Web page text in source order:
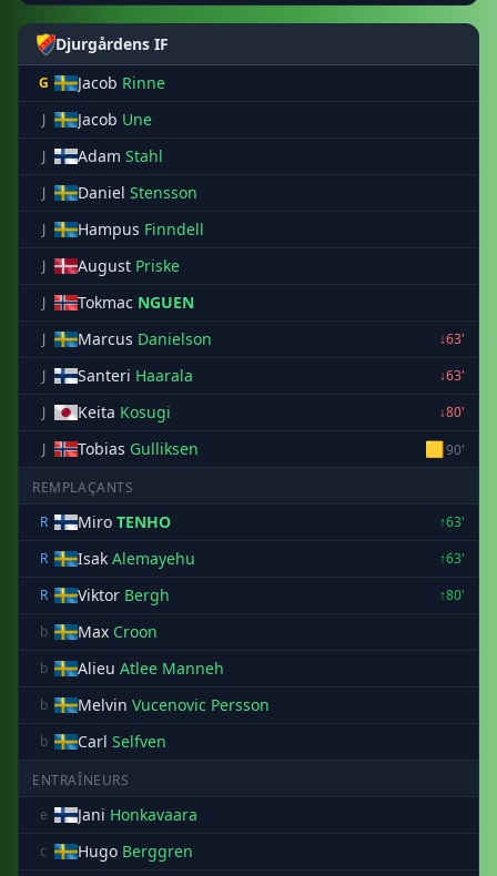
Djurgårdens IF
G Jacob Rinne
J Jacob Une
J Adam Stahl
J Daniel Stensson
J Hampus Finndell
J August Priske
J Tokmac NGUEN
J Marcus Danielson
↓63'
J
Santeri Haarala
↓63'
J
Keita Kosugi
↓80'
J
Tobias Gulliksen 🟨90'
REMPLAÇANTS
R
Miro TENHO
↑63'
R
Isak Alemayehu
↑63'
R
Viktor Bergh
↑80'
b
Max Croon
b Alieu Atlee Manneh
b Melvin Vucenovic Persson
b Carl Selfven
ENTRAÎNEURS
e
Jani Honkavaara
c Hugo Berggren